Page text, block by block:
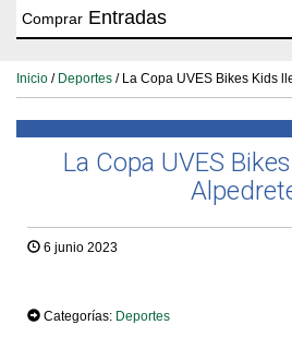
Comprar Entradas
Inicio / Deportes / La Copa UVES Bikes Kids
La Copa UVES
6 junio 2023
Categorías: Deportes